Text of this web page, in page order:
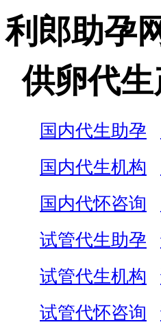
利郎助孕
供卵代
国内代生助孕
国内代生机构
国内代怀咨询
试管代生助孕
试管代生机构
试管代怀咨询